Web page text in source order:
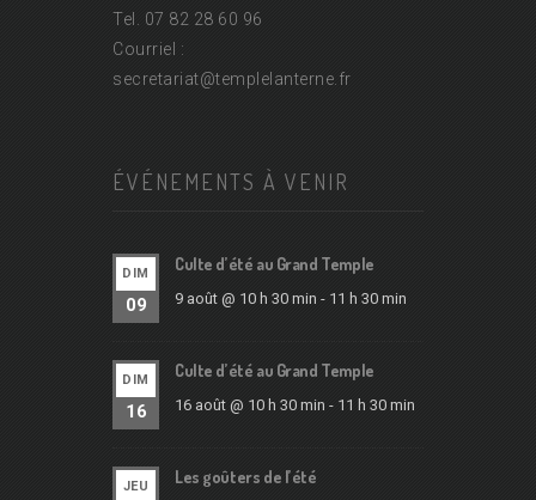
Tel. 07 82 28 60 96
Courriel :
secretariat@templelanterne.fr
ÉVÉNEMENTS À VENIR
DIM
09
Culte d’été au Grand Temple
9 août @ 10 h 30 min - 11 h 30 min
DIM
16
Culte d’été au Grand Temple
16 août @ 10 h 30 min - 11 h 30 min
JEU Les goûters de l’été